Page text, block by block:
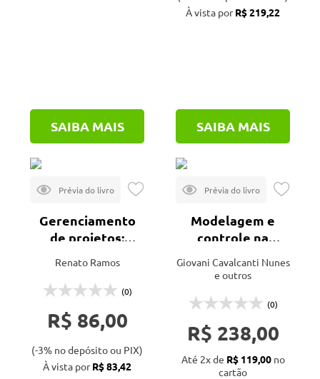
SAIBA MAIS
À vista porR$ 219,22
SAIBA MAIS
Gerenciamento
de projetos:
indústria do
petróleo
Renato Ramos
(0)
R$ 86,00
(-3% no depósito ou PIX)
À vista porR$ 83,42
Modelagem e
controle na
produção de
petróleo
Giovani Cavalcanti Nunes
e outros
(0)
R$ 238,00
Até 2x de R$ 119,00no
cartão